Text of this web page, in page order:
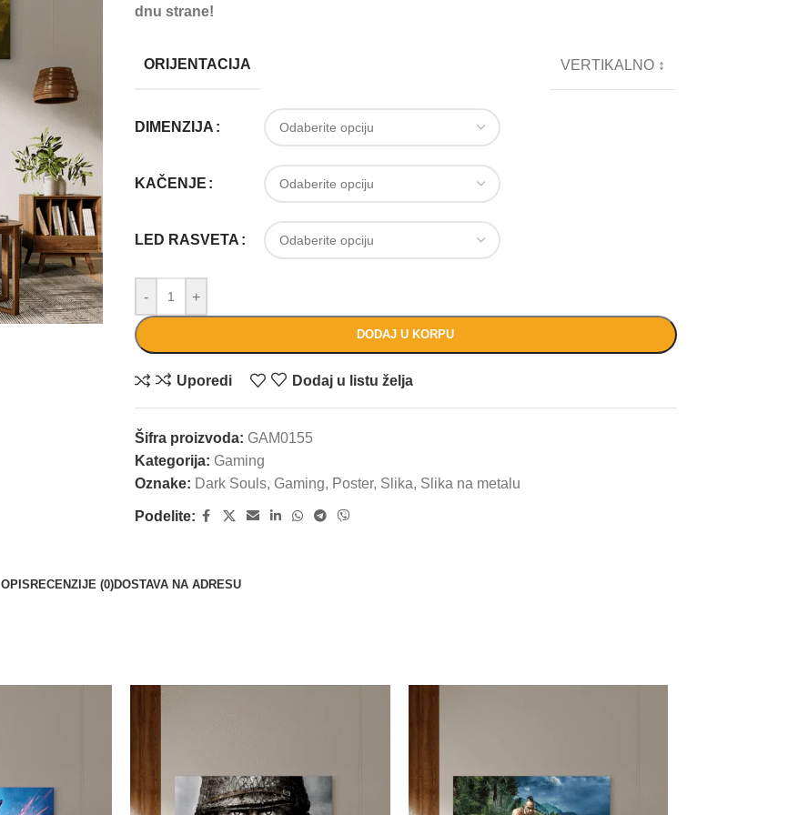
dnu strane!
ORIJENTACIJA VERTIKALNO ↕
DIMENZIJA
KAČENJE
LED RASVETA
- +
DODAJ U KORPU
Uporedi Dodaj u listu želja
Šifra proizvoda: GAM0155
Kategorija: Gaming
Oznake: Dark Souls, Gaming, Poster, Slika, Slika na metalu
Podelite:
OPISRECENZIJE (0)DOSTAVA NA ADRESU